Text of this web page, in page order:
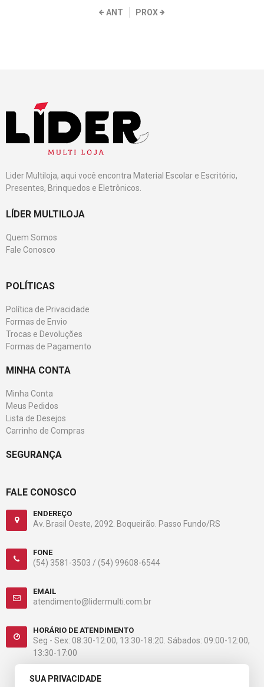
ANT PROX
Lider Multiloja, aqui você encontra Material Escolar e Escritório,
Presentes, Brinquedos e Eletrônicos.
LÍDER MULTILOJA
Quem Somos
Fale Conosco
POLÍTICAS
Política de Privacidade
Formas de Envio
Trocas e Devoluções
Formas de Pagamento
MINHA CONTA
Minha Conta
Meus Pedidos
Lista de Desejos
Carrinho de Compras
SEGURANÇA
FALE CONOSCO
ENDEREÇO
Av. Brasil Oeste, 2092. Boqueirão. Passo Fundo/RS
FONE
(54) 3581-3503 / (54) 99608-6544
EMAIL
atendimento@lidermulti.com.br
HORÁRIO DE ATENDIMENTO
Seg - Sex: 08:30-12:00, 13:30-18:20. Sábados: 09:00-12:00,
13:30-17:00
SUA PRIVACIDADE